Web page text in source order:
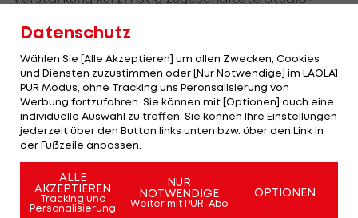
Die beiden begegneten der Situation im Stile
einer Late-Night-Show mit Humor, und das gelang
ihnen vorzüglich. Sätze wie "Nie hätte ein Tor
einem Spiel so gut getan" (Reif) oder "Für alle die,
die nicht rechtzeitig eingeschaltet haben: Das
erste Tor ist schon gefallen" brachten den beiden
eine Auszeichnung mit dem Bayerischen
Fernsehpreis und eine Nominierung für den
Datenschutz
Wählen Sie [Alle Akzeptieren] um allen Zwecken, Cookies
und Diensten zuzustimmen oder [Nur Notwendige] im LAOLA1
PUR Modus, ohne Tracking uns Peronsalisierung von
Werbung fortzufahren. Sie können mit [Optionen] auch eine
individuelle Auswahl zu treffen. Sie können Ihre Einstellungen
jederzeit über den Button links unten bzw. über den Link in
der Fußzeile anpassen.
ALLE
AKZEPTIEREN
Tracking und
Personalisierung
NUR
NOTWENDIGE
Weiter mit PUR-Abo
OPTIONEN